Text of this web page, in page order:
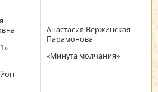
Анастасия Вержинская
Парамонова
«Минута молчания»